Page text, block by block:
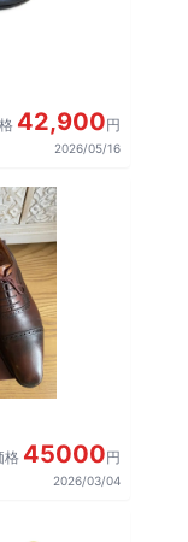
42,900円
2026/05/16
格 45000円
2026/03/04